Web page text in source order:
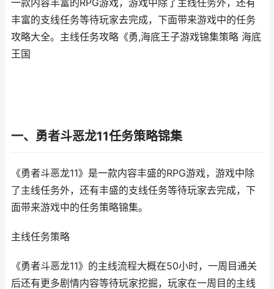
一款内容丰富的RPG游戏，游戏中除了主线任务外，还有
丰富的支线任务等待玩家去完成，下面带来游戏中的任务
攻略大全。主线任务攻略《勇,海底王子游戏锦集策略 海底
王国
一、勇者斗恶龙11任务策略锦集
《勇者斗恶龙11》是一款内容丰盛的RPG游戏，游戏中除
了主线任务外，还有丰盛的支线任务等待玩家去完成，下
面带来游戏中的任务策略锦集。
主线任务策略
《勇者斗恶龙11》的主线流程大概在50小时，一周目通关
后还有更多剧情内容等待玩家挖掘，玩家在一周目的主线